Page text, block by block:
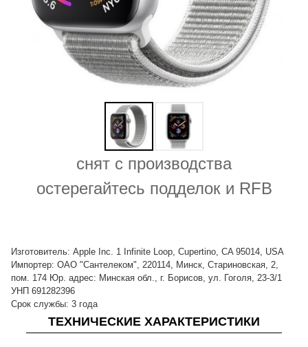
снят с производства
остерегайтесь подделок и RFB
Изготовитель: Apple Inc. 1 Infinite Loop, Cupertino, CA 95014, USA
Импортер: ОАО "Сантелеком", 220114, Минск, Стариновская, 2,
пом. 174 Юр. адрес: Минская обл., г. Борисов, ул. Гоголя, 23-3/1
УНП 691282396
Срок службы: 3 года
ТЕХНИЧЕСКИЕ ХАРАКТЕРИСТИКИ